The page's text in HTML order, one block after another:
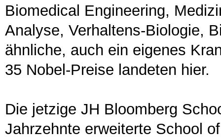
Biomedical Engineering,
Analyse, Verhaltens-Biologie,
ähnliche, auch ein eigenes
35 Nobel-Preise landeten hier.
Die jetzige JH Bloomberg
Jahrzehnte erweiterte School